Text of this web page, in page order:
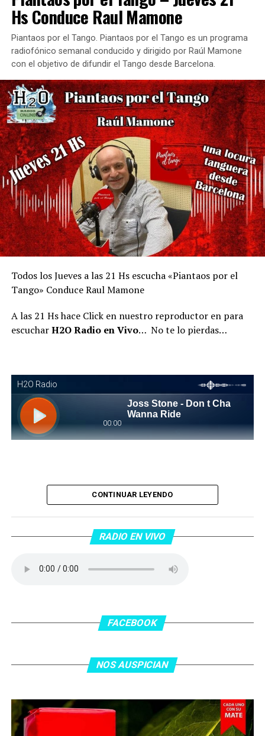
Hs Conduce Raul Mamone
Piantaos por el Tango. Piantaos por el Tango es un programa
radiofónico semanal conducido y dirigido por Raúl Mamone
con el objetivo de difundir el Tango desde Barcelona.
Todos los Jueves a las 21 Hs escucha «Piantaos por el
Tango» Conduce Raul Mamone
A las 21 Hs hace Click en nuestro reproductor en para
escucharH2O Radio en Vivo… No te lo pierdas…
Piantaos por el Tango. Piantaos por el Tango es un
programa radiofónico semanal conducido y dirigido por
Raúl Mamone con el objetivo de difundir el Tango desde
O ingresa de nuestras redes sociales Te
CONTINUAR LEYENDO
RADIO EN VIVO
FACEBOOK
NOS AUSPICIAN